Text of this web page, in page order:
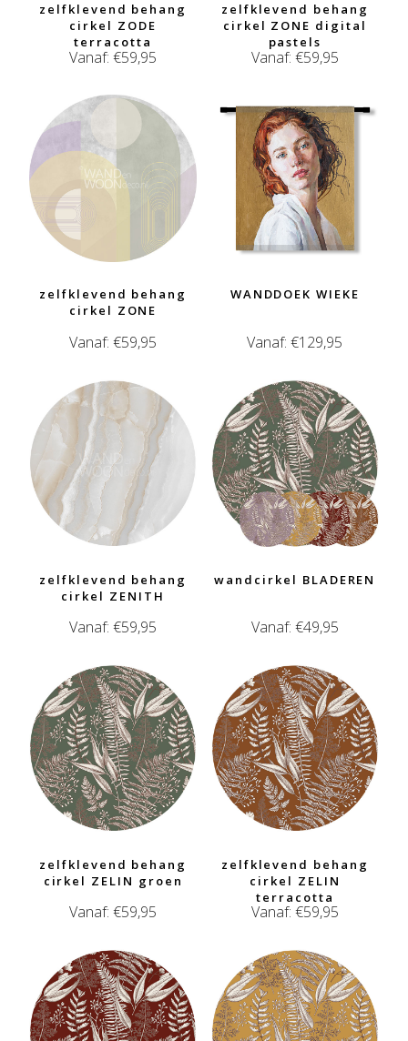
zelfklevend behang
cirkel ZODE
terracotta
Vanaf:€59,95
zelfklevend behang
cirkel ZONE digital
pastels
Vanaf: €59,95
zelfklevend behang
cirkel ZONE
Vanaf:€59,95
WANDDOEK WIEKE
Vanaf:€129,95
zelfklevend behang
cirkel ZENITH
Vanaf:€59,95
wandcirkel BLADEREN
Vanaf: €49,95
zelfklevend behang
cirkel ZELIN groen
Vanaf:€59,95
zelfklevend behang
cirkel ZELIN
terracotta
Vanaf: €59,95